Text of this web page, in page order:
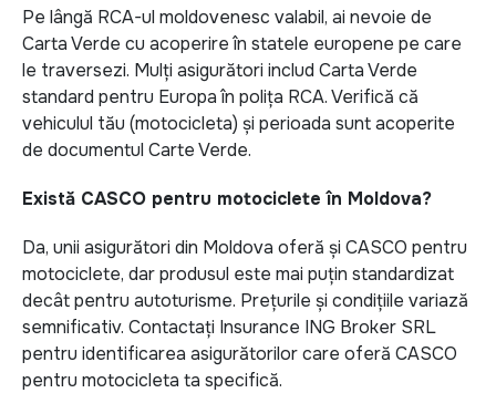
Pe lângă RCA-ul moldovenesc valabil, ai nevoie de
Carta Verde cu acoperire în statele europene pe care
le traversezi. Mulți asigurători includ Carta Verde
standard pentru Europa în polița RCA. Verifică că
vehiculul tău (motocicleta) și perioada sunt acoperite
de documentul Carte Verde.
Există CASCO pentru motociclete în Moldova?
Da, unii asigurători din Moldova oferă și CASCO pentru
motociclete, dar produsul este mai puțin standardizat
decât pentru autoturisme. Prețurile și condițiile variază
semnificativ. Contactați Insurance ING Broker SRL
pentru identificarea asigurătorilor care oferă CASCO
pentru motocicleta ta specifică.